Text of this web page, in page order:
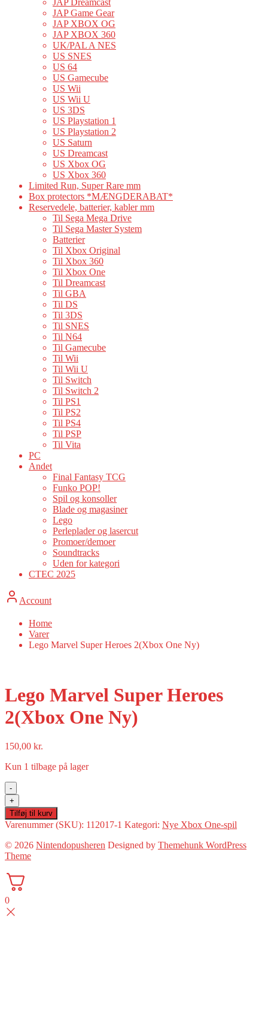
JAP Dreamcast
JAP Game Gear
JAP XBOX OG
JAP XBOX 360
UK/PAL A NES
US SNES
US 64
US Gamecube
US Wii
US Wii U
US 3DS
US Playstation 1
US Playstation 2
US Saturn
US Dreamcast
US Xbox OG
US Xbox 360
Limited Run, Super Rare mm
Box protectors *MÆNGDERABAT*
Reservedele, batterier, kabler mm
Til Sega Mega Drive
Til Sega Master System
Batterier
Til Xbox Original
Til Xbox 360
Til Xbox One
Til Dreamcast
Til GBA
Til DS
Til 3DS
Til SNES
Til N64
Til Gamecube
Til Wii
Til Wii U
Til Switch
Til Switch 2
Til PS1
Til PS2
Til PS4
Til PSP
Til Vita
PC
Andet
Final Fantasy TCG
Funko POP!
Spil og konsoller
Blade og magasiner
Lego
Perleplader og lasercut
Promoer/demoer
Soundtracks
Uden for kategori
CTEC 2025
Account
Home
Varer
Lego Marvel Super Heroes 2(Xbox One Ny)
Lego Marvel Super Heroes
2(Xbox One Ny)
150,00 kr.
Kun 1 tilbage på lager
-
Lego
Marvel
Super
Heroes
2(Xbox
One
Ny)
antal
+
Tilføj til kurv
Varenummer (SKU): 112017-1 Kategori: Nye Xbox One-spil
© 2026 Nintendopusheren Designed by Themehunk WordPress
Theme
0